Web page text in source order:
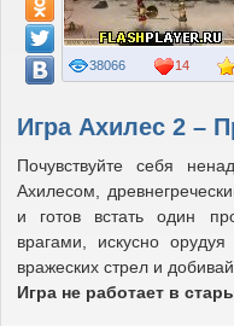
Игра Ахилес 2 –
Почувствуйте себя
Ахилесом,
и готов встать один
врагами, искусно
вражеских стрел и
Игра не работает в
38066 14